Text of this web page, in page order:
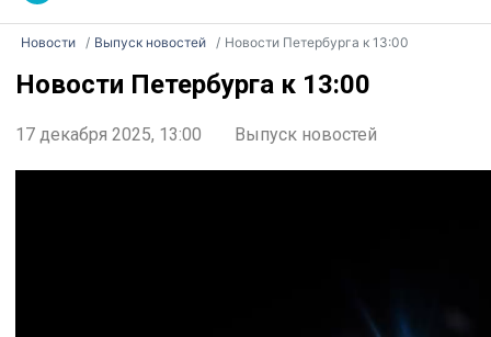
Новости Выпуск новостей Новости Петербурга к 13:00
Новости Петербурга к 13:00
17 декабря 2025, 13:00 Выпуск новостей